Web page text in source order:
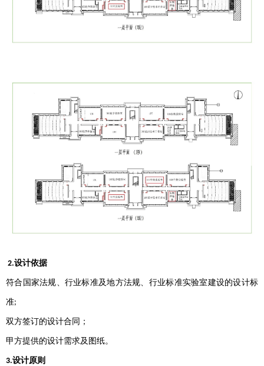
2.设计依据
符合国家法规、行业标准及地方法规、行业标准实验室建设的设计标
准;
双方签订的设计合同；
甲方提供的设计需求及图纸。
3.设计原则